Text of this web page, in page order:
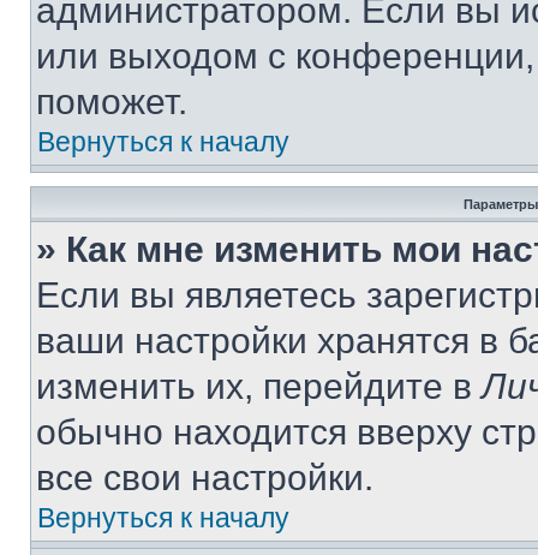
администратором. Если вы
или выходом с
поможет.
Вернуться к началу
Параметры
» Как мне изменить мои
Если вы являетесь
ваши настройки хранятся в
изменить их, перейдите в
обычно находится вверху
все свои настройки.
Вернуться к началу